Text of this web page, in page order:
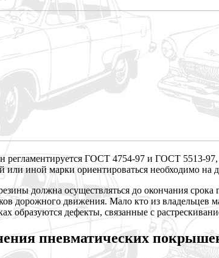
ГОСТ 4754-97 и ГОСТ 5513-97,
или иной марки ориентироваться необходимо на
должна осуществляться до окончания
дорожного движения. Мало кто из
образуются дефекты, связанные с
пневматических